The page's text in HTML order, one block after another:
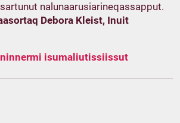
nalunaarusiarineqassapput.
Debora Kleist, Inuit
isumaliutissiissut